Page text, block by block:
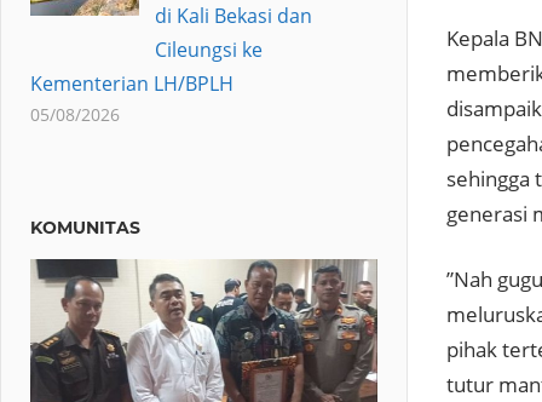
Kepala
sehingga
generasi
”Nah
pihak
tutur
di Kali Bekasi dan
Cileungsi ke
Kementerian LH/BPLH
05/08/2026
KOMUNITAS